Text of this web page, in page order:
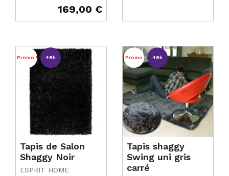
169,00 €
Tapis de Salon
Shaggy Noir
ESPRIT HOME
Promo ! 48h
Tapis shaggy
Swing uni gris
carré
Promo 48h